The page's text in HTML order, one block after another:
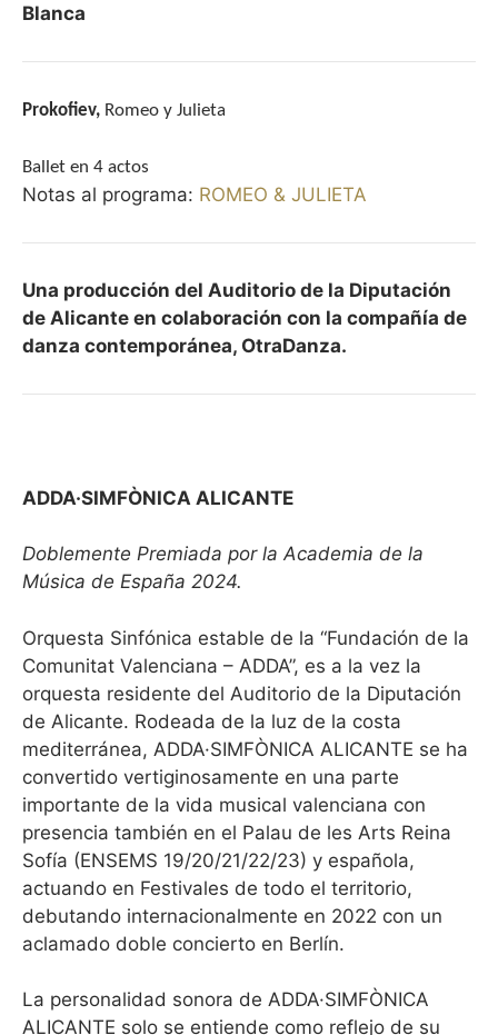
Blanca
Prokofiev, Romeo y Julieta
Ballet en 4 actos
Notas al programa: ROMEO & JULIETA
Una producción del Auditorio de la Diputación
de Alicante en colaboración con la compañía de
danza contemporánea, OtraDanza.
ADDA·SIMFÒNICA ALICANTE
Doblemente Premiada por la Academia de la
Música de España 2024.
Orquesta Sinfónica estable de la “Fundación de la
Comunitat Valenciana – ADDA”, es a la vez la
orquesta residente del Auditorio de la Diputación
de Alicante. Rodeada de la luz de la costa
mediterránea, ADDA·SIMFÒNICA ALICANTE se ha
convertido vertiginosamente en una parte
importante de la vida musical valenciana con
presencia también en el Palau de les Arts Reina
Sofía (ENSEMS 19/20/21/22/23) y española,
actuando en Festivales de todo el territorio,
debutando internacionalmente en 2022 con un
aclamado doble concierto en Berlín.
La personalidad sonora de ADDA·SIMFÒNICA
ALICANTE solo se entiende como reflejo de su